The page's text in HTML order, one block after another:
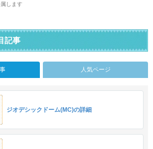
します
記事
人気ページ
ジオデシックドーム(MC)の詳細